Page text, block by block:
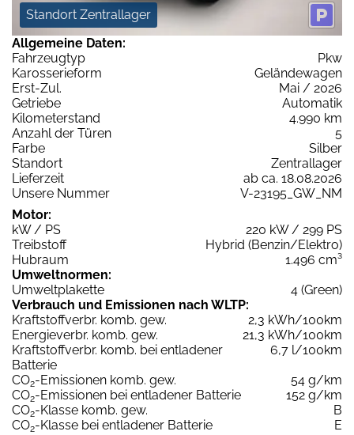
Standort Zentrallager
Allgemeine Daten:
Fahrzeugtyp
Pkw
Karosserieform
Geländewagen
Erst-Zul.
Mai / 2026
Getriebe
Automatik
Kilometerstand
4.990 km
Anzahl der Türen
5
Farbe
Silber
Standort
Zentrallager
Lieferzeit
ab ca. 18.08.2026
Unsere Nummer
V-23195_GW_NM
Motor:
kW / PS
220 kW / 299 PS
Treibstoff
Hybrid (Benzin/Elektro)
Hubraum
1.496 cm³
Umweltnormen:
Umweltplakette
4 (Green)
Verbrauch und Emissionen nach WLTP:
Kraftstoffverbr. komb. gew.
2,3 kWh/100km
Energieverbr. komb. gew.
21,3 kWh/100km
Kraftstoffverbr. komb. bei entladener
Batterie
6,7 l/100km
CO2-Emissionen komb. gew.
54 g/km
CO2-Emissionen bei entladener Batterie
152 g/km
CO2-Klasse komb. gew.
B
CO2-Klasse bei entladener Batterie
E